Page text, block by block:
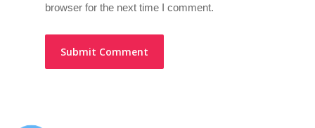
browser for the next time I comment.